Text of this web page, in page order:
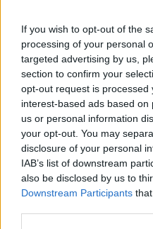
If you wish to opt-out of the
processing of your personal
targeted advertising by us,
section to confirm your
opt-out request is processed
interest-based ads based
us or personal information
your opt-out. You may
disclosure of your personal
IAB’s list of downstream
also be disclosed by us to
Downstream Participants
La responsabilità storica
PTSD e suicidi svelano
dell’ignoranza
Il Wenzi e la decadenza
​Il tecno-fascismo e i suoi
​I comici e il vittimismo
​La virtù secondo Confucio e
Le Pax imperiali e Tianxia
Un mondo condiviso a
​Un chiarimento, Chris
Il velleitarismo di Trump,
​Karen Horney e il ponte sullo
​I bulli vanno isolati
L’invertebrata von der Leyen